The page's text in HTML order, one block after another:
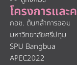
โครงการและ
กอช. ต้นกล้าการออม
มหาวิทยาลัยศรีปทุม
SPU Bangbua
APEC2022